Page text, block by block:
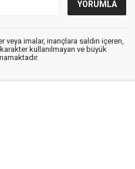
imalar, inançlara saldırı içeren,
kullanılmayan ve büyük